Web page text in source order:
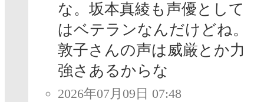
な。坂本真綾も声優として
はベテランなんだけどね。
敦子さんの声は威厳とか力
強さあるからな
2026年07月09日 07:48